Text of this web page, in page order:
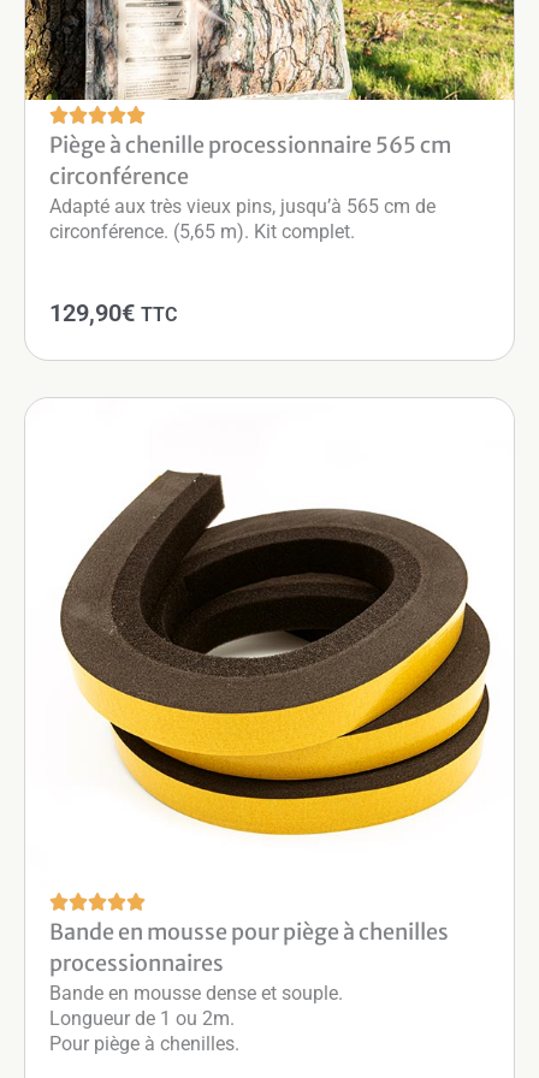
Piège à chenille processionnaire 565 cm
circonférence
Adapté aux très vieux pins, jusqu’à 565 cm de
circonférence. (5,65 m). Kit complet.
129,90€ TTC
Bande en mousse pour piège à chenilles
processionnaires
Bande en mousse dense et souple.
Longueur de 1 ou 2m.
Pour piège à chenilles.